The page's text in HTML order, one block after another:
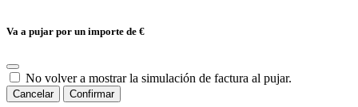
Va a pujar por un importe de €
No volver a mostrar la simulación de factura al pujar.
Cancelar Confirmar